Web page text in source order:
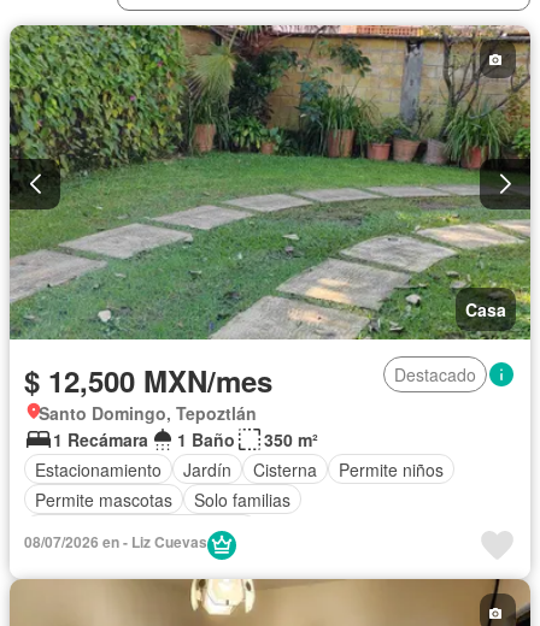
Casa
$ 12,500 MXN/mes
Destacado
Santo Domingo, Tepoztlán
1 Recámara
1 Baño
350 m²
Estacionamiento
Jardín Cisterna
Permite niños
Permite mascotas
Solo familias
Completamente amueblado
08/07/2026 en - Liz Cuevas